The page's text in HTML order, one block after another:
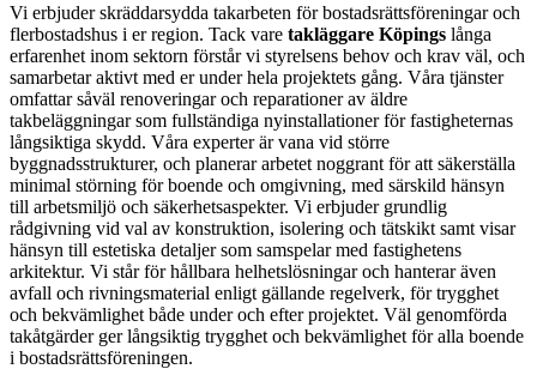
Vi erbjuder skräddarsydda takarbeten för bostadsrättsföreningar och
flerbostadshus i er region. Tack vare takläggare Köpings långa
erfarenhet inom sektorn förstår vi styrelsens behov och krav väl, och
samarbetar aktivt med er under hela projektets gång. Våra tjänster
omfattar såväl renoveringar och reparationer av äldre
takbeläggningar som fullständiga nyinstallationer för fastigheternas
långsiktiga skydd. Våra experter är vana vid större
byggnadsstrukturer, och planerar arbetet noggrant för att säkerställa
minimal störning för boende och omgivning, med särskild hänsyn
till arbetsmiljö och säkerhetsaspekter. Vi erbjuder grundlig
rådgivning vid val av konstruktion, isolering och tätskikt samt visar
hänsyn till estetiska detaljer som samspelar med fastighetens
arkitektur. Vi står för hållbara helhetslösningar och hanterar även
avfall och rivningsmaterial enligt gällande regelverk, för trygghet
och bekvämlighet både under och efter projektet. Väl genomförda
takåtgärder ger långsiktig trygghet och bekvämlighet för alla boende
i bostadsrättsföreningen.